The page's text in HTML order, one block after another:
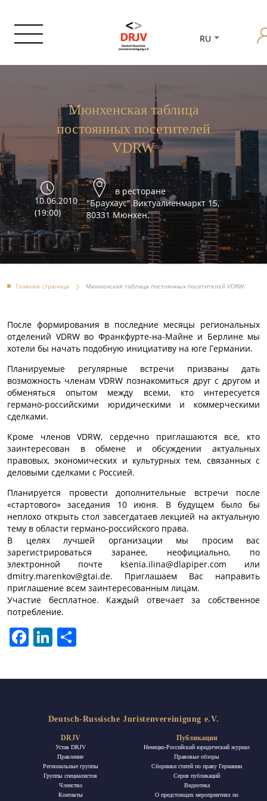
RU
Мюнхенская таблица
постоянных посетителей
VDRW
10.06.2010
(19:00)
в ресторане
"Браухаус".Виктуалиенмаркт 15,
80331 Мюнхен.
Главная страница Мюнхенская таблица постоянных посетителей VDRW
После формирования в последние месяцы региональных
отделений VDRW во Франкфурте-на-Майне и Берлине мы
хотели бы начать подобную инициативу на юге Германии.
Планируемые регулярные встречи призваны дать
возможность членам VDRW познакомиться друг с другом и
обменяться опытом между всеми, кто интересуется
германо-российскими юридическими и коммерческими
сделками.
Кроме членов VDRW, сердечно приглашаются все, кто
заинтересован в обмене и обсуждении актуальных
правовых, экономических и культурных тем, связанных с
деловыми сделками с Россией.
Планируется провести дополнительные встречи после
«стартового» заседания 10 июня. В будущем было бы
неплохо открыть стол завсегдатаев лекцией на актуальную
тему в области германо-российского права.
В целях лучшей организации мы просим вас
зарегистрироваться заранее, неофициально, по
электронной почте ksenia.ilina@dlapiper.com или
dmitry.marenkov@gtai.de. Приглашаем Вас направить
приглашение всем заинтересованным лицам.
Участие бесплатное. Каждый отвечает за собственное
потребление.
FacebookLinkedIn
Deutsch-Russische Juristenvereinigung e.V.
DRJV
Устав DRJV
Правление
Региональные группы
Группы специалистов
Членство
Контакты
Публикации
Немецко-Российский юридический журнал
Правовые обзоры
Сборники статей по праву Германии
Ceрия публикаций
Видеотека
О предстоящих мероприятиях по